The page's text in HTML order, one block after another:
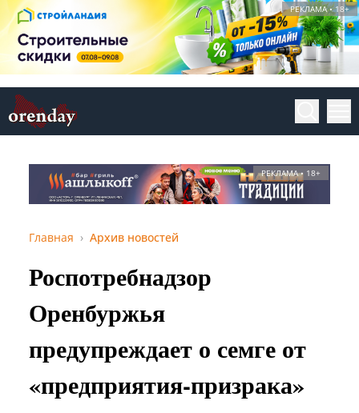
РЕКЛАМА • 18+
РЕКЛАМА • 18+
Главная Архив новостей
Роспотребнадзор
Оренбуржья
предупреждает о семге от
«предприятия-призрака»